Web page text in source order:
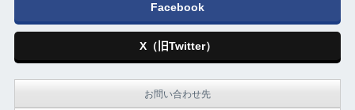
Facebook
X（旧Twitter）
お問い合わせ先